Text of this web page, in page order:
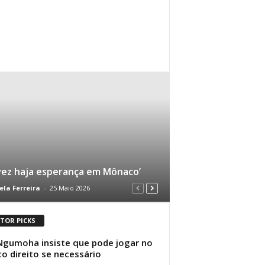
haja esperança em Mônaco’
Ferreira - 25 Maio 2026
PICKS
insiste que pode jogar no
direito se necessário